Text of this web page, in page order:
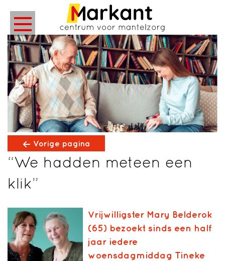
Vorige pagina
“We hadden meteen een
klik”
Vrijwilligster Mary Belderok
(65) bezoekt sinds een half
jaar iedere
woensdagmiddag Tineke